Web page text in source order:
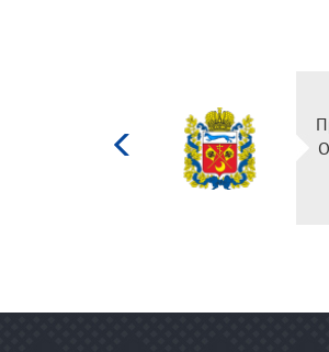
культуры
Российской